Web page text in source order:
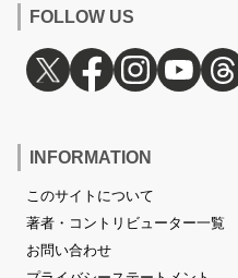
FOLLOW US
INFORMATION
このサイトについて
著者・コントリビューター一覧
お問い合わせ